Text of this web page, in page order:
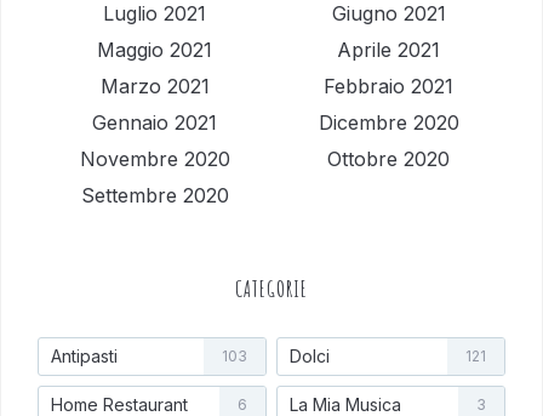
Luglio 2021
Giugno 2021
Maggio 2021
Aprile 2021
Marzo 2021
Febbraio 2021
Gennaio 2021
Dicembre 2020
Novembre 2020
Ottobre 2020
Settembre 2020
CATEGORIE
Antipasti 103 Dolci 121
Home Restaurant 6 La Mia Musica 3